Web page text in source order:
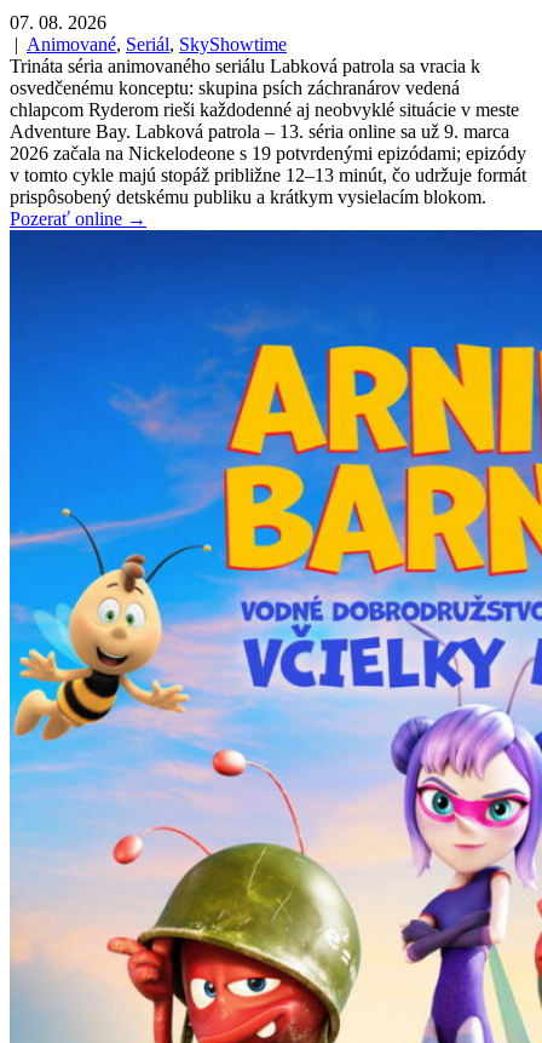
07. 08. 2026
| Animované, Seriál, SkyShowtime
Trináta séria animovaného seriálu Labková patrola sa vracia k
osvedčenému konceptu: skupina psích záchranárov vedená
chlapcom Ryderom rieši každodenné aj neobvyklé situácie v meste
Adventure Bay. Labková patrola – 13. séria online sa už 9. marca
2026 začala na Nickelodeone s 19 potvrdenými epizódami; epizódy
v tomto cykle majú stopáž približne 12–13 minút, čo udržuje formát
prispôsobený detskému publiku a krátkym vysielacím blokom.
Pozerať online →